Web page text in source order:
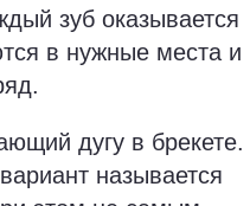
зуб оказывается
в нужные места и
дугу в брекете.
называется